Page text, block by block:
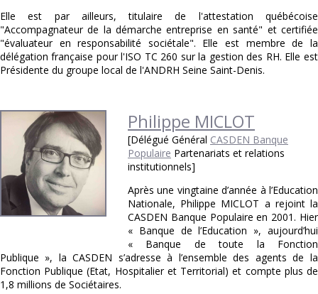
Elle est par ailleurs, titulaire de l'attestation québécoise
"Accompagnateur de la démarche entreprise en santé" et certifiée
"évaluateur en responsabilité sociétale". Elle est membre de la
délégation française pour l'ISO TC 260 sur la gestion des RH. Elle est
Présidente du groupe local de l'ANDRH Seine Saint-Denis.
Philippe MICLOT
[Délégué Général CASDEN Banque
Populaire Partenariats et relations
institutionnels]
Après une vingtaine d’année à l’Education
Nationale, Philippe MICLOT a rejoint la
CASDEN Banque Populaire en 2001. Hier
« Banque de l’Education », aujourd’hui
« Banque de toute la Fonction
Publique », la CASDEN s’adresse à l’ensemble des agents de la
Fonction Publique (Etat, Hospitalier et Territorial) et compte plus de
1,8 millions de Sociétaires.